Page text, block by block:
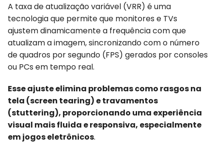
A taxa de atualização variável (VRR) é uma
tecnologia que permite que monitores e TVs
ajustem dinamicamente a frequência com que
atualizam a imagem, sincronizando com o número
de quadros por segundo (FPS) gerados por consoles
ou PCs em tempo real.
Esse ajuste elimina problemas como rasgos na
tela (screen tearing) e travamentos
(stuttering), proporcionando uma experiência
visual mais fluida e responsiva, especialmente
em jogos eletrônicos.